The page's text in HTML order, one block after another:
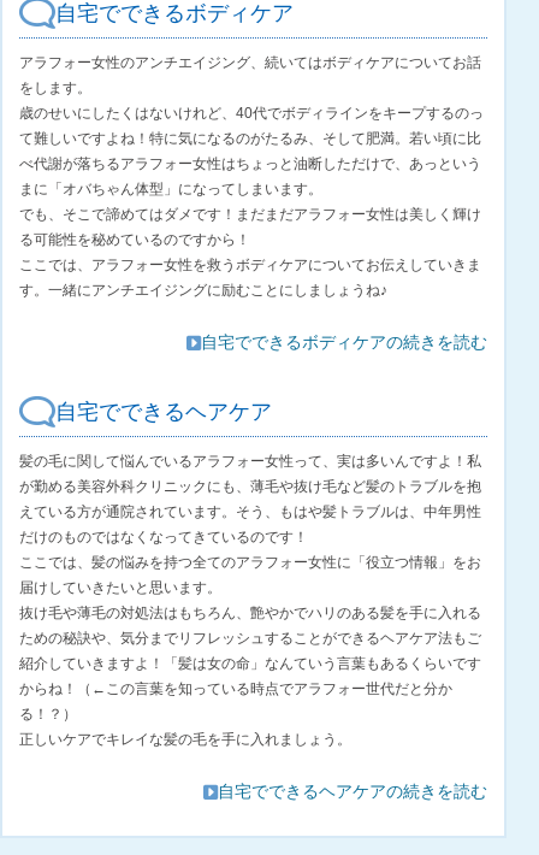
自宅でできるボディケア
アラフォー女性のアンチエイジング、続いてはボディケアについてお話
をします。
歳のせいにしたくはないけれど、40代でボディラインをキープするのっ
て難しいですよね！特に気になるのがたるみ、そして肥満。若い頃に比
べ代謝が落ちるアラフォー女性はちょっと油断しただけで、あっという
まに「オバちゃん体型」になってしまいます。
でも、そこで諦めてはダメです！まだまだアラフォー女性は美しく輝け
る可能性を秘めているのですから！
ここでは、アラフォー女性を救うボディケアについてお伝えしていきま
す。一緒にアンチエイジングに励むことにしましょうね♪
自宅でできるボディケアの続きを読む
自宅でできるヘアケア
髪の毛に関して悩んでいるアラフォー女性って、実は多いんですよ！私
が勤める美容外科クリニックにも、薄毛や抜け毛など髪のトラブルを抱
えている方が通院されています。そう、もはや髪トラブルは、中年男性
だけのものではなくなってきているのです！
ここでは、髪の悩みを持つ全てのアラフォー女性に「役立つ情報」をお
届けしていきたいと思います。
抜け毛や薄毛の対処法はもちろん、艶やかでハリのある髪を手に入れる
ための秘訣や、気分までリフレッシュすることができるヘアケア法もご
紹介していきますよ！「髪は女の命」なんていう言葉もあるくらいです
からね！（←この言葉を知っている時点でアラフォー世代だと分か
る！？）
正しいケアでキレイな髪の毛を手に入れましょう。
自宅でできるヘアケアの続きを読む